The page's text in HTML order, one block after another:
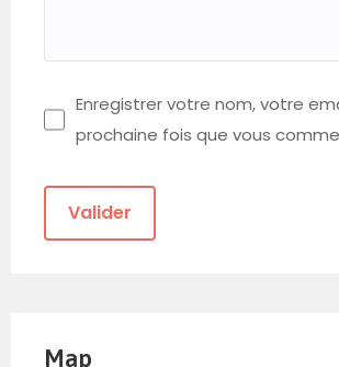
Enregistrer votre nom, votre
prochaine fois que vous
Map